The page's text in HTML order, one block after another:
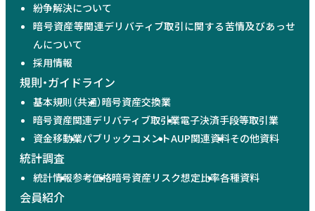
紛争解決について
暗号資産等関連デリバティブ取引に関する苦情及びあっせ
んについて
採用情報
規則・ガイドライン
基本規則（共通）暗号資産交換業
暗号資産関連デリバティブ取引業電子決済手段等取引業
資金移動業パブリックコメントAUP関連資料その他資料
統計調査
統計情報参考価格暗号資産リスク想定比率各種資料
会員紹介